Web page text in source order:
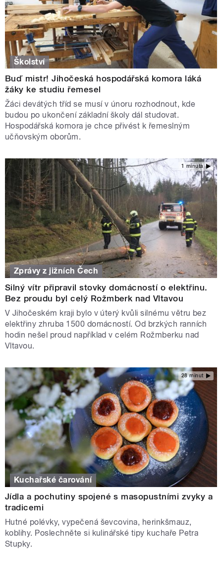
Školství
Buď mistr! Jihočeská hospodářská komora láká
žáky ke studiu řemesel
Žáci devátých tříd se musí v únoru rozhodnout, kde
budou po ukončení základní školy dál studovat.
Hospodářská komora je chce přivést k řemeslným
učňovským oborům.
1 minuta
Zprávy z jižních Čech
Silný vítr připravil stovky domácností o elektřinu.
Bez proudu byl celý Rožmberk nad Vltavou
V Jihočeském kraji bylo v úterý kvůli silnému větru bez
elektřiny zhruba 1500 domácností. Od brzkých ranních
hodin nešel proud například v celém Rožmberku nad
Vltavou.
28 minut
Kuchařské čarování
Jídla a pochutiny spojené s masopustními zvyky a
tradicemi
Hutné polévky, vypečená ševcovina, herinkšmauz,
koblihy. Poslechněte si kulinářské tipy kuchaře Petra
Stupky.